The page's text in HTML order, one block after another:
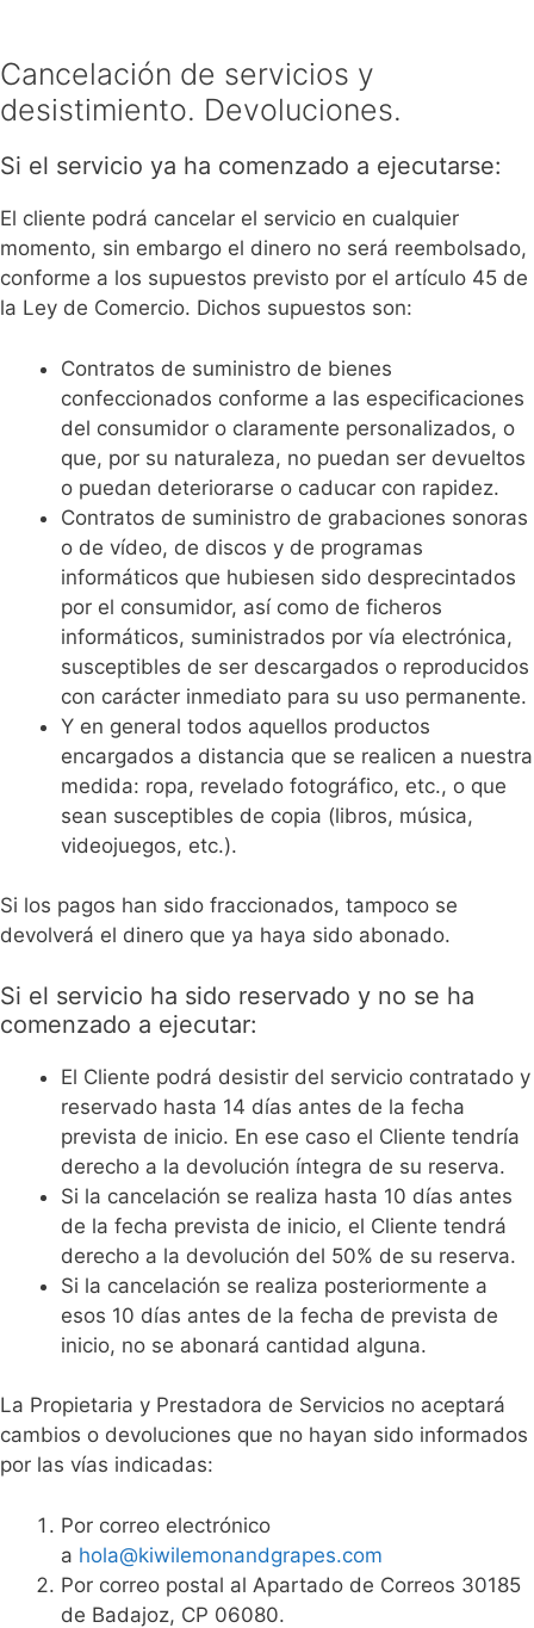
Cancelación de servicios y
desistimiento. Devoluciones.
Si el servicio ya ha comenzado a ejecutarse:
El cliente podrá cancelar el servicio en cualquier
momento, sin embargo el dinero no será reembolsado,
conforme a los supuestos previsto por el artículo 45 de
la Ley de Comercio. Dichos supuestos son:
Contratos de suministro de bienes
confeccionados conforme a las especificaciones
del consumidor o claramente personalizados, o
que, por su naturaleza, no puedan ser devueltos
o puedan deteriorarse o caducar con rapidez.
Contratos de suministro de grabaciones sonoras
o de vídeo, de discos y de programas
informáticos que hubiesen sido desprecintados
por el consumidor, así como de ficheros
informáticos, suministrados por vía electrónica,
susceptibles de ser descargados o reproducidos
con carácter inmediato para su uso permanente.
Y en general todos aquellos productos
encargados a distancia que se realicen a nuestra
medida: ropa, revelado fotográfico, etc., o que
sean susceptibles de copia (libros, música,
videojuegos, etc.).
Si los pagos han sido fraccionados, tampoco se
devolverá el dinero que ya haya sido abonado.
Si el servicio ha sido reservado y no se ha
comenzado a ejecutar:
El Cliente podrá desistir del servicio contratado y
reservado hasta 14 días antes de la fecha
prevista de inicio. En ese caso el Cliente tendría
derecho a la devolución íntegra de su reserva.
Si la cancelación se realiza hasta 10 días antes
de la fecha prevista de inicio, el Cliente tendrá
derecho a la devolución del 50% de su reserva.
Si la cancelación se realiza posteriormente a
esos 10 días antes de la fecha de prevista de
inicio, no se abonará cantidad alguna.
La Propietaria y Prestadora de Servicios no aceptará
cambios o devoluciones que no hayan sido informados
por las vías indicadas:
Por correo electrónico
a hola@kiwilemonandgrapes.com
Por correo postal al Apartado de Correos 30185
de Badajoz, CP 06080.